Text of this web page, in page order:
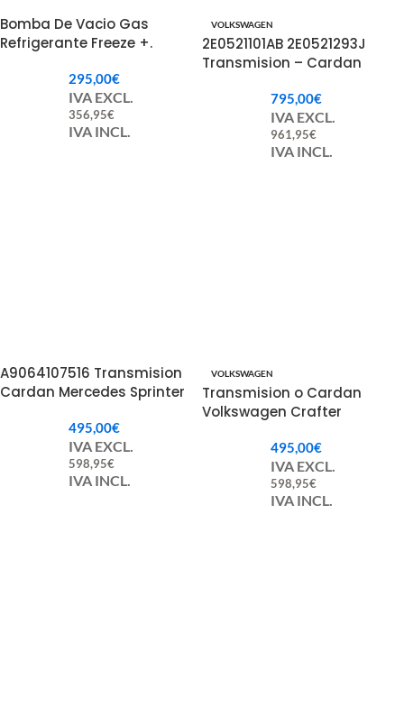
Bomba De Vacio Gas
Refrigerante Freeze +.
295,00€
IVA EXCL.
356,95€
IVA INCL.
VOLKSWAGEN
2E0521101AB 2E0521293J
Transmision – Cardan
795,00€
IVA EXCL.
961,95€
IVA INCL.
A9064107516 Transmision
Cardan Mercedes Sprinter
495,00€
IVA EXCL.
598,95€
IVA INCL.
VOLKSWAGEN
Transmision o Cardan
Volkswagen Crafter
495,00€
IVA EXCL.
598,95€
IVA INCL.